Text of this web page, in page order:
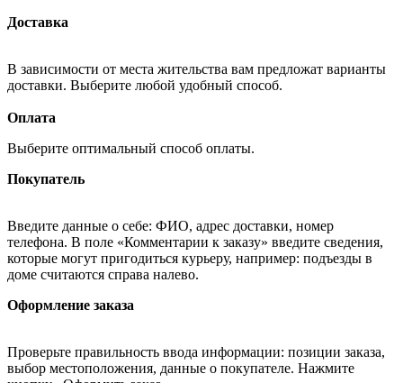
Доставка
В зависимости от места жительства вам предложат варианты
доставки. Выберите любой удобный способ.
Оплата
Выберите оптимальный способ оплаты.
Покупатель
Введите данные о себе: ФИО, адрес доставки, номер
телефона. В поле «Комментарии к заказу» введите сведения,
которые могут пригодиться курьеру, например: подъезды в
доме считаются справа налево.
Оформление заказа
Проверьте правильность ввода информации: позиции заказа,
выбор местоположения, данные о покупателе. Нажмите